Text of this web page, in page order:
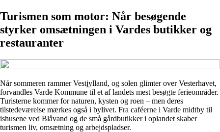
Turismen som motor: Når besøgende
styrker omsætningen i Vardes butikker og
restauranter
Når sommeren rammer Vestjylland, og solen glimter over Vesterhavet,
forvandles Varde Kommune til et af landets mest besøgte ferieområder.
Turisterne kommer for naturen, kysten og roen – men deres
tilstedeværelse mærkes også i bylivet. Fra caféerne i Varde midtby til
ishusene ved Blåvand og de små gårdbutikker i oplandet skaber
turismen liv, omsætning og arbejdspladser.